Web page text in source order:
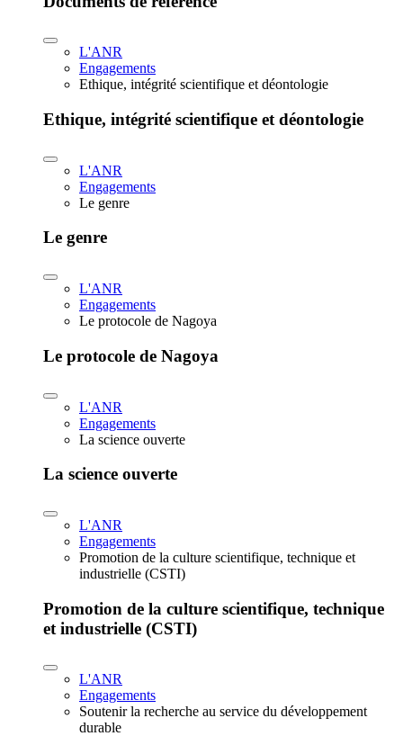
L'ANR
Engagements
Ethique, intégrité scientifique et déontologie
Ethique, intégrité scientifique et déontologie
L'ANR
Engagements
Le genre
Le genre
L'ANR
Engagements
Le protocole de Nagoya
Le protocole de Nagoya
L'ANR
Engagements
La science ouverte
La science ouverte
L'ANR
Engagements
Promotion de la culture scientifique, technique et
industrielle (CSTI)
Promotion de la culture scientifique, technique
et industrielle (CSTI)
L'ANR
Engagements
Soutenir la recherche au service du développement
durable